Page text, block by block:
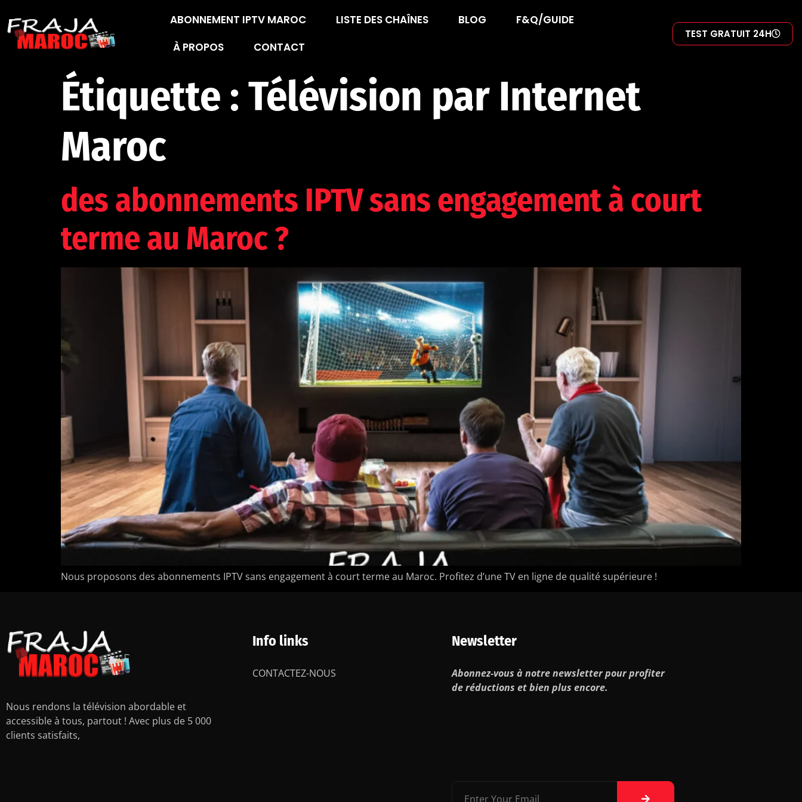
ABONNEMENT IPTV MAROC LISTE DES CHAÎNES BLOG
F&Q/GUIDE
À PROPOS
CONTACT
TEST GRATUIT 24H
Étiquette :Télévision par Internet
Maroc
des abonnements IPTV sans engagement à court
terme au Maroc ?
Nous proposons des abonnements IPTV sans engagement à court terme au Maroc. Profitez d’une TV en ligne de qualité supérieure !
Nous rendons la télévision abordable et
accessible à tous, partout ! Avec plus de 5 000
clients satisfaits,
Info links
CONTACTEZ-NOUS
Newsletter
Abonnez-vous à notre newsletter pour profiter
de réductions et bien plus encore.